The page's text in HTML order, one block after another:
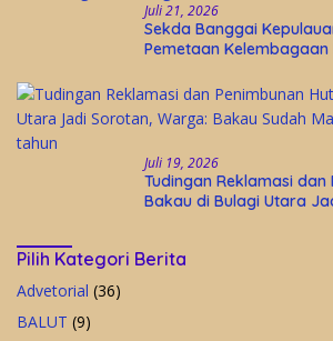
Juli 21, 2026
Sekda Banggai
Pemetaan
Juli 19, 2026
Tudingan Reklamasi dan
Bakau di Bulagi Utara
Pilih Kategori Berita
Advetorial (36)
BALUT (9)